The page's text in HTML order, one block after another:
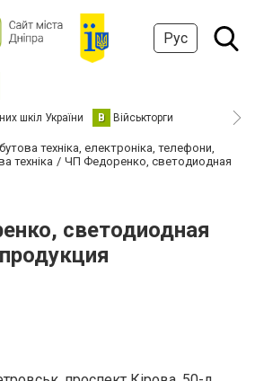
Рус
шкіл України В Військторги
техніка, електроніка, телефони,
техніка
ЧП Федоренко, светодиодная
светодиодная
продукция